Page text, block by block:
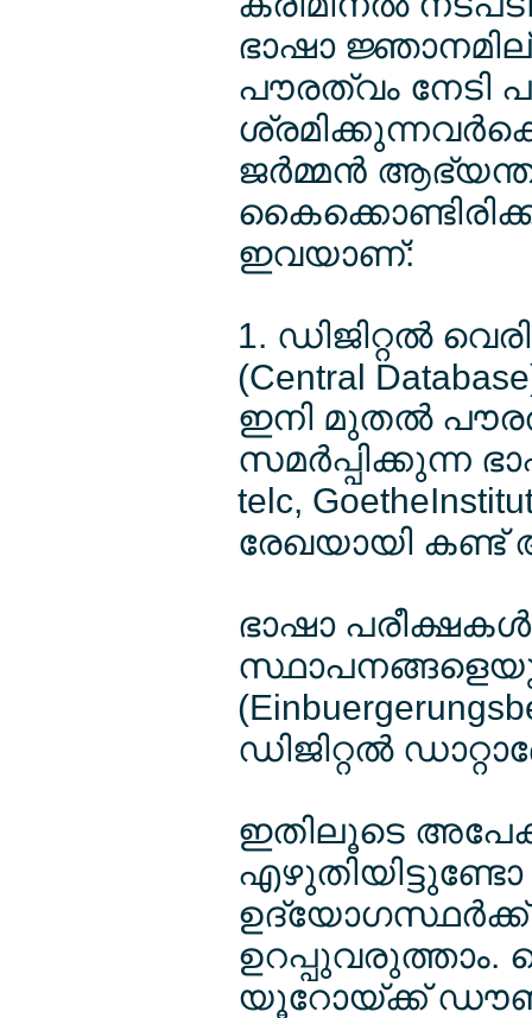
ഭാഷാ
പൗരത്വം നേടി
ജര്‍മ്മന്‍
ഇവയാണ്:
1. ഡിജിറ്റല്‍
(Central
ഇനി മുതല്‍
സമര്‍പ്പിക്കുന്ന
telc,
രേഖയായി കണ്ട്
ഭാഷാ
ഡിജിറ്റല്‍
ഇതിലൂടെ
ഉദ്യോഗസ്ഥര്‍ക്ക്
ഉറപ്പുവരുത്താം.
യൂറോയ്ക്ക്